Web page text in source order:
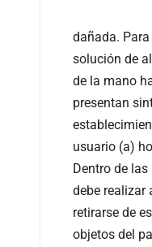
dañada.
solución de
de la mano
presentan
usuario (a)
Dentro de
debe realizar
retirarse de
objetos del